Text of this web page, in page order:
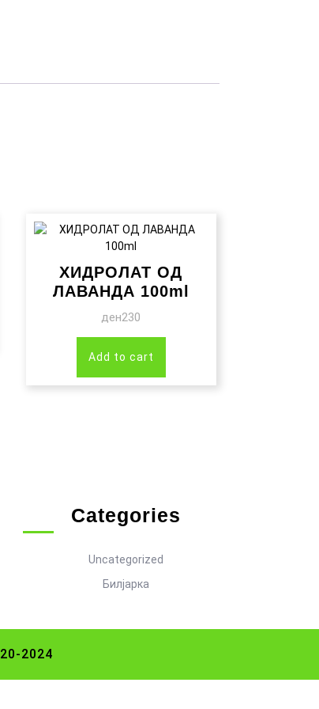
ХИДРОЛАТ ОД
ЛАВАНДА 100ml
ден230
Add to cart
Categories
Uncategorized
Билјарка
2024